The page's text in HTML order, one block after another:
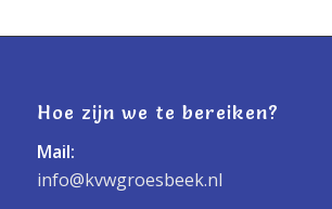
Hoe zijn we te bereiken?
Mail:
info@kvwgroesbeek.nl